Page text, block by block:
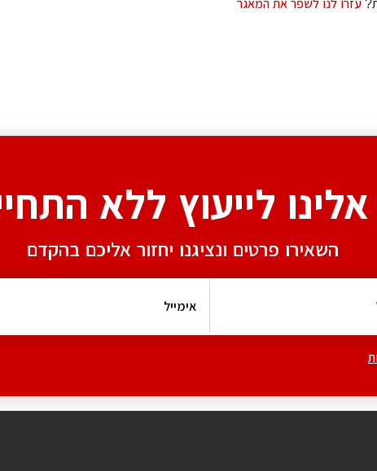
עזרו לנו לשפר את המאגר
אלינו לייעוץ ללא
השאירו פרטים ונציגנו יחזור אליכם בהקדם